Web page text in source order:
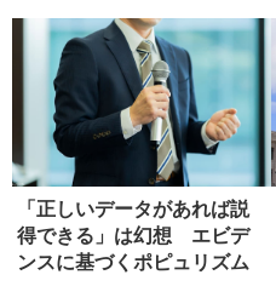
「正しいデータがあれば説
得できる」は幻想 エビデ
ンスに基づくポピュリズム